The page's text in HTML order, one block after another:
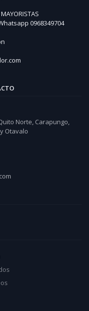
0968349704
Norte, Carapungo,
Otavalo